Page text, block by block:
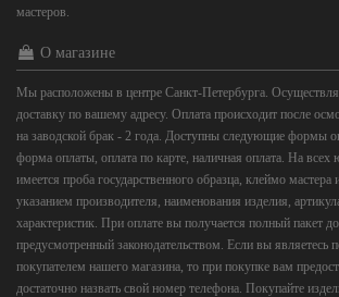
мастеров.
О магазине
Мы расположены в центре Санкт-Петербурга.
доставку по вашему адресу. Оплата происходит после
на заводской брак - 2 года. Доступны следующие формы
форма оплаты, оплата по карте, наличная оплата. На
имеется проба государственного образца, клеймо мастера
указанием производителя, наименования изделия,
характеристик. При оплате вы получается полный пакет
предусмотренный законодательством. Если вы являетесь
покупателем нашего магазина, то при покупке вам
достаточно назвать свой номер телефона. Покупайте